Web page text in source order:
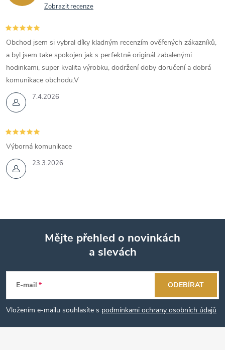
Zobrazit recenze
7.4.2026
Obchod jsem si vybral díky kladným recenzím ověřených zákazníků,
a byl jsem take spokojen jak s perfektně originál zabalenými
hodinkami, super kvalita výrobku, dodržení doby doručení a dobrá
komunikace obchodu.V
23.3.2026
Výborná komunikace
p
a
Mějte přehled o novinkách
a slevách
E-mail
Vložením e-mailu souhlasíte s podmínkami ochrany osobních údajů
ODEBÍRAT